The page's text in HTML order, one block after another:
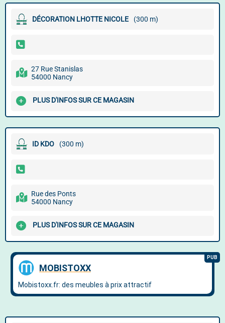
DÉCORATION LHOTTE NICOLE (300 m)
27 Rue Stanislas
54000 Nancy
PLUS D'INFOS SUR CE MAGASIN
ID KDO (300 m)
Rue des Ponts
54000 Nancy
PLUS D'INFOS SUR CE MAGASIN